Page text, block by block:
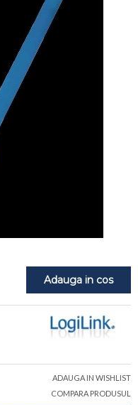
Adauga in cos
ADAUGA IN WISHLIST
COMPARA PRODUSUL